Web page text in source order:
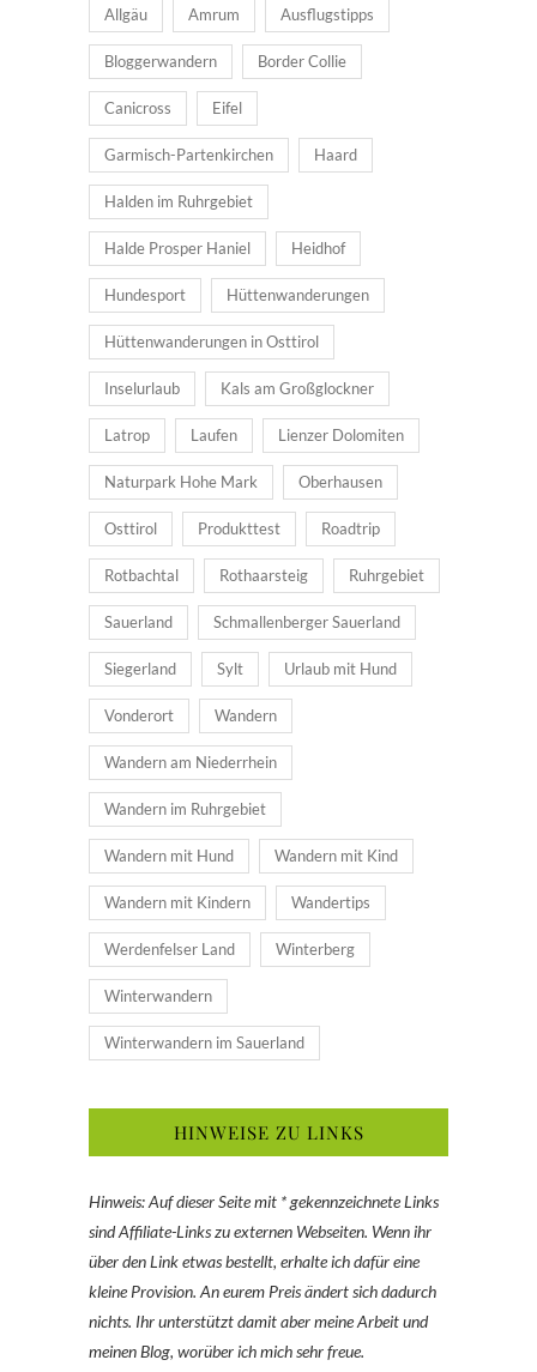
Allgäu Amrum Ausflugstipps
Bloggerwandern Border Collie
Canicross Eifel
Garmisch-Partenkirchen Haard
Halden im Ruhrgebiet
Halde Prosper Haniel Heidhof
Hundesport Hüttenwanderungen
Hüttenwanderungen in Osttirol
Inselurlaub Kals am Großglockner
Latrop Laufen Lienzer Dolomiten
Naturpark Hohe Mark Oberhausen
Osttirol Produkttest Roadtrip
Rotbachtal Rothaarsteig Ruhrgebiet
Sauerland Schmallenberger Sauerland
Siegerland Sylt Urlaub mit Hund
Vonderort Wandern
Wandern am Niederrhein
Wandern im Ruhrgebiet
Wandern mit Hund Wandern mit Kind
Wandern mit Kindern Wandertips
Werdenfelser Land Winterberg
Winterwandern
Winterwandern im Sauerland
HINWEISE ZU LINKS
Hinweis: Auf dieser Seite mit * gekennzeichnete Links
sind Affiliate-Links zu externen Webseiten. Wenn ihr
über den Link etwas bestellt, erhalte ich dafür eine
kleine Provision. An eurem Preis ändert sich dadurch
nichts. Ihr unterstützt damit aber meine Arbeit und
meinen Blog, worüber ich mich sehr freue.